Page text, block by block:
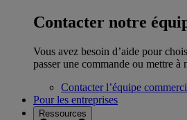
Contacter notre
Vous avez besoin d’aide pour
passer une commande ou mettre à
Contacter l’équipe
Pour les entreprises
Ressources